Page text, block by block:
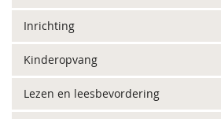
Inrichting
Kinderopvang
Lezen en leesbevordering